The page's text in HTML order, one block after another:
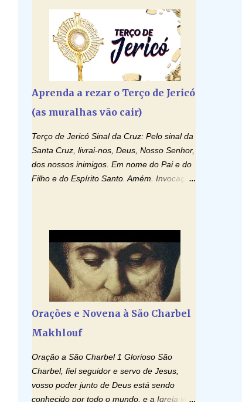
Aprenda a rezar o Terço de Jericó
(as muralhas vão cair)
Terço de Jericó Sinal da Cruz: Pelo sinal da
Santa Cruz, livrai-nos, Deus, Nosso Senhor,
dos nossos inimigos. Em nome do Pai e do
Filho e do Espírito Santo. Amém. Invocação
renovareis a face da terra. Oremos: Ó
Deus, que instruístes os corações dos
vossos fiéis com a luz do Espírito Santo,
fazei que apreciemos retamente todas as
gozemos sempre da sua consolação. Por
Cristo, Senhor Nosso. Amém. Creio: Creio
céu e da terra; e em Jesus Cristo, seu único
Filho, nosso Senhor; que foi concebido pelo
poder do Espí­rito Santo; nasceu da Virgem
Orações e Novena à São Charbel
Makhlouf
Oração a São Charbel 1 Glorioso São
Charbel, fiel seguidor e servo de Jesus,
vosso poder junto de Deus está sendo
conhecido por todo o mundo, e a Igreja vos